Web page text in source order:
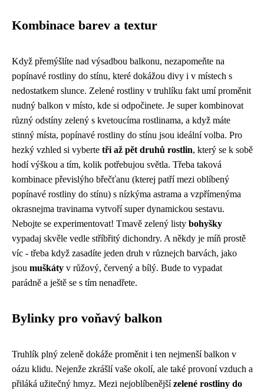
Kombinace barev a textur
Když přemýšlíte nad výsadbou balkonu, nezapomeňte na
popínavé rostliny do stínu, které dokážou divy i v místech s
nedostatkem slunce. Zelené rostliny v truhlíku fakt umí proměnit
nudný balkon v místo, kde si odpočinete. Je super kombinovat
různý odstíny zelený s kvetoucíma rostlinama, a když máte
stinný místa, popínavé rostliny do stínu jsou ideální volba. Pro
hezký vzhled si vyberte tři až pět druhů rostlin, který se k sobě
hodí výškou a tím, kolik potřebujou světla. Třeba taková
kombinace převislýho břečťanu (kterej patří mezi oblíbený
popínavé rostliny do stínu) s nízkýma astrama a vzpřímenýma
okrasnejma travinama vytvoří super dynamickou sestavu.
Nebojte se experimentovat! Tmavě zelený listy bohyšky
vypadaj skvěle vedle stříbřitý dichondry. A někdy je míň prostě
víc - třeba když zasadíte jeden druh v různejch barvách, jako
jsou muškáty v růžový, červený a bílý. Bude to vypadat
parádně a ještě se s tím nenadřete.
Bylinky pro voňavý balkon
Truhlík plný zeleně dokáže proměnit i ten nejmenší balkon v
oázu klidu. Nejenže zkrášlí vaše okolí, ale také provoní vzduch a
přiláká užitečný hmyz. Mezi nejoblíbenějšízelené rostliny do